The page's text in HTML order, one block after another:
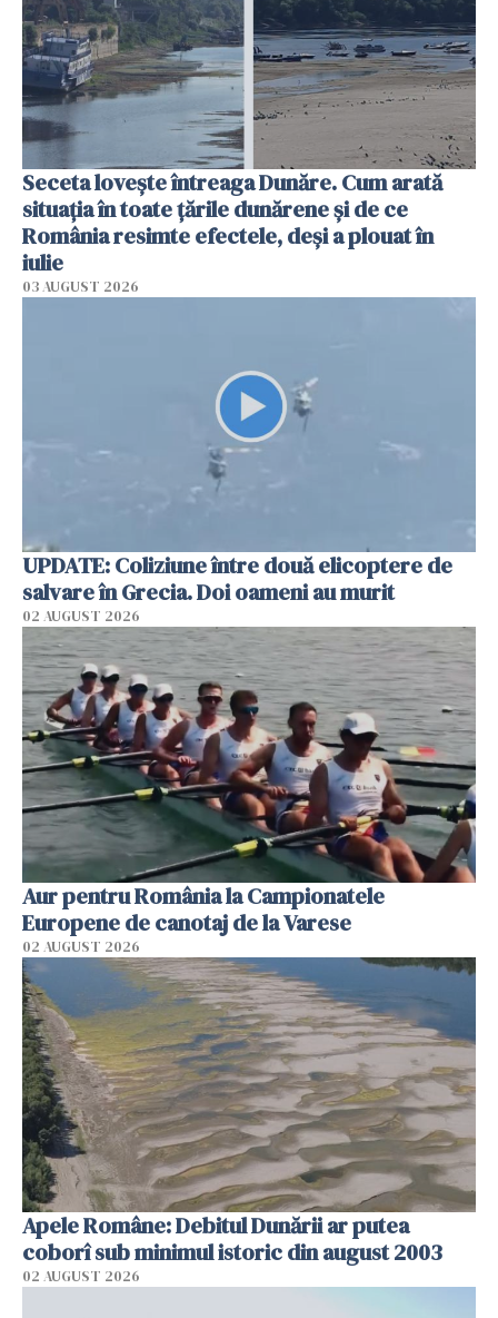
Seceta lovește întreaga Dunăre. Cum arată
situația în toate țările dunărene și de ce
România resimte efectele, deși a plouat în
iulie
03 AUGUST 2026
UPDATE: Coliziune între două elicoptere de
salvare în Grecia. Doi oameni au murit
02 AUGUST 2026
Aur pentru România la Campionatele
Europene de canotaj de la Varese
02 AUGUST 2026
Apele Române: Debitul Dunării ar putea
coborî sub minimul istoric din august 2003
02 AUGUST 2026